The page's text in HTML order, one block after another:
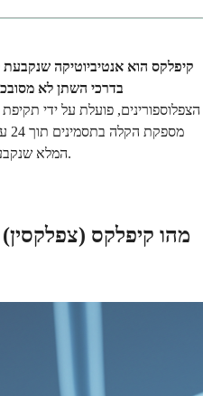
קיפלקס הוא אנטיביוטיקה שנקבעת
בדרכי השתן לא
הצפלוספורינים, פועלת על ידי
המלא שנקבע כדי להבטיח שהזיהום ייעלם לחלוטין.
מהו קיפלקס